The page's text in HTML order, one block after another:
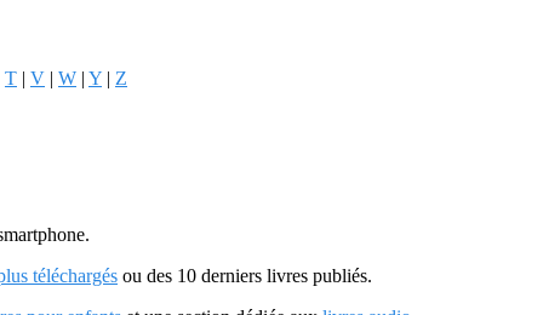
T | V | W | Y | Z
téléchargés ou des 10 derniers livres publiés.